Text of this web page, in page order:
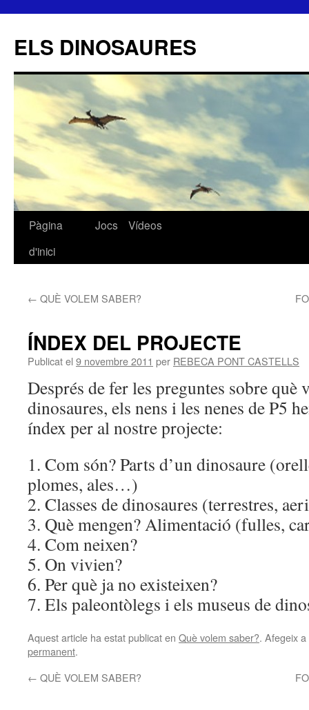
ELS DINOSAURES
Vés
Pàgina
d'inici
Jocs Vídeos
← QUÈ VOLEM SABER?
ÍNDEX DEL PROJECTE
Publicat el 9 novembre 2011 per REBECA PONT CASTELLS
Després de fer les preguntes sobre què
dinosaures, els nens i les nenes de P5
índex per al nostre projecte:
1. Com són? Parts d’un dinosaure
plomes, ales…)
2. Classes de dinosaures (terrestres,
3. Què mengen? Alimentació (fulles,
4. Com neixen?
5. On vivien?
6. Per què ja no existeixen?
7. Els paleontòlegs i els museus de
Aquest article ha estat publicat en Què volem saber?. Afegeix
permanent.
← QUÈ VOLEM SABER?